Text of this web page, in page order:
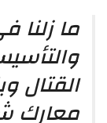
ما زلنا
القتال
معارك